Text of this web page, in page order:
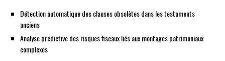
Détection automatique des clauses obsolètes dans les testaments
anciens
Analyse prédictive des risques fiscaux liés aux montages patrimoniaux
complexes